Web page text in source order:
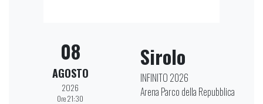
08
AGOSTO
2026
Ore 21:30
Sirolo
INFINITO 2026
Arena Parco della Repubblica